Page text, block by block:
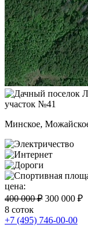
участок №41
Минское,
цена:
400 000 ₽ 300 000 ₽
8 соток
+7 (495) 746-00-00